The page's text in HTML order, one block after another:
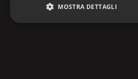
1 2 3
MOSTRA DETTAGLI